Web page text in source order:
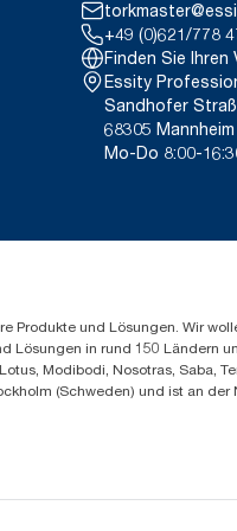
dar. Basiert
die alle Nachfüllqualitätsstufen
handelt, sind sie nicht für
vorgesehen.
zu Putzlappen. *
Rental cloths, cotton rags
+49 (0)621/778
Finden Sie
Essity
Sandhofer
68305 Mannheim
Mo-Do 8:00-
Produkte und Lösungen. Wir
Lösungen in rund 150 Ländern
Modibodi, Nosotras, Saba,
(Schweden) und ist an